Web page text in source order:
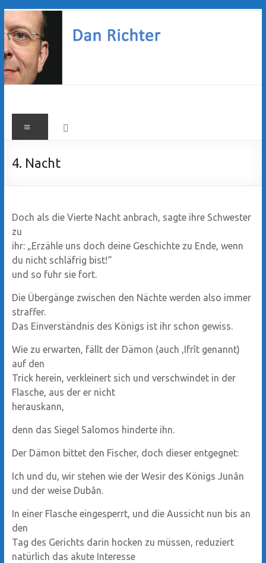
Zum
Inhalt
springen
Dan
Richter
Menü
4. Nacht
Doch als die Vierte Nacht anbrach, sagte ihre Schwester
zu
ihr: „Erzähle uns doch deine Geschichte zu Ende, wenn
du nicht schläfrig bist!“
und so fuhr sie fort.
Die Übergänge zwischen den Nächte werden also immer
straffer.
Das Einverständnis des Königs ist ihr schon gewiss.
Wie zu erwarten, fällt der Dämon (auch ‚Ifrît genannt)
auf den
Trick herein, verkleinert sich und verschwindet in der
Flasche, aus der er nicht
herauskann,
denn das Siegel Salomos hinderte ihn.
Der Dämon bittet den Fischer, doch dieser entgegnet:
Ich und du, wir stehen wie der Wesir des Königs Junân
und der weise Dubân.
In einer Flasche eingesperrt, und die Aussicht nun bis an
den
Tag des Gerichts darin hocken zu müssen, reduziert
natürlich das akute Interesse